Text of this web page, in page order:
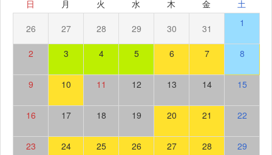
日 月 火 水 木 金 土
26 27 28 29 30 31 1
2 3 4 5 6 7 8
9 10 11 12 13 14 15
16 17 18 19 20 21 22
23 24 25 26 27 28 29